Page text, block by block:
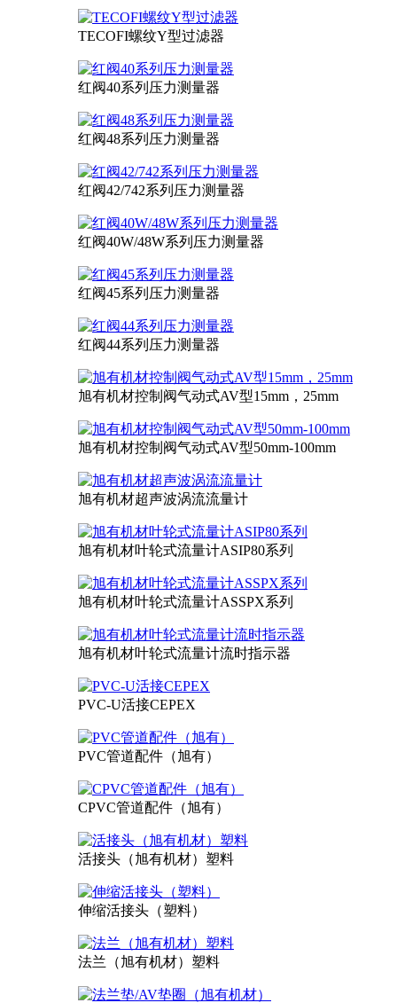
TECOFI螺纹Y型过滤器
红阀40系列压力测量器
红阀48系列压力测量器
红阀42/742系列压力测量器
红阀40W/48W系列压力测量器
红阀45系列压力测量器
红阀44系列压力测量器
旭有机材控制阀气动式AV型15mm，25mm
旭有机材控制阀气动式AV型50mm-100mm
旭有机材超声波涡流流量计
旭有机材叶轮式流量计ASIP80系列
旭有机材叶轮式流量计ASSPX系列
旭有机材叶轮式流量计流时指示器
PVC-U活接CEPEX
PVC管道配件（旭有）
CPVC管道配件（旭有）
活接头（旭有机材）塑料
伸缩活接头（塑料）
法兰（旭有机材）塑料